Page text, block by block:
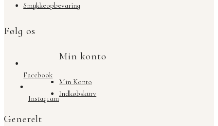
Smykkeopbevaring
Følg os
Facebook
Instagram
Min konto
Min Konto
Indkøbskurv
Generelt